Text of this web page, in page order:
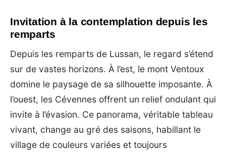
Invitation à la contemplation depuis les
remparts
Depuis les remparts de Lussan, le regard s’étend
sur de vastes horizons. À l’est, le mont Ventoux
domine le paysage de sa silhouette imposante. À
l’ouest, les Cévennes offrent un relief ondulant qui
invite à l’évasion. Ce panorama, véritable tableau
vivant, change au gré des saisons, habillant le
village de couleurs variées et toujours